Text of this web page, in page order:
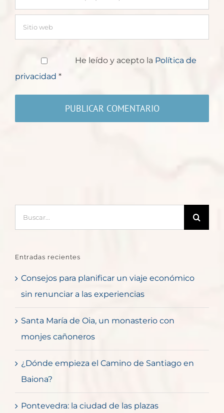
He leído y acepto la Política de
privacidad *
Entradas recientes
Consejos para planificar un viaje económico
sin renunciar a las experiencias
Santa María de Oia, un monasterio con
monjes cañoneros
¿Dónde empieza el Camino de Santiago en
Baiona?
Pontevedra: la ciudad de las plazas